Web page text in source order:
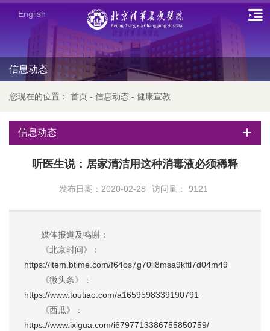
English
信息动态
您现在的位置： 首页 - 信息动态 - 健康宣教
信息动态
听医生说：居家清洁用这种消毒液必须稀释
发布日期：2020-02-28 访问量： 9121
媒体报道及鸣谢：
《北京时间》：
https://item.btime.com/f64os7g70li8msa9kftl7d04m49
《微头条》：
https://www.toutiao.com/a1659598339190791
《西瓜》：
https://www.ixigua.com/i6797713386755850759/